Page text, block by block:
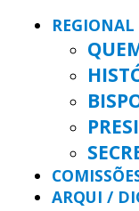
REGIONAL
ARQUI /